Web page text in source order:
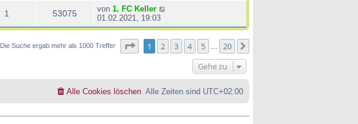
1 53075 von 1. FC Keller
01.02.2021, 19:03
Die Suche ergab mehr als 1000 Treffer Seite von20
1 2 3 4 5 20
Gehe zu
Alle Zeiten sind UTC+02:00
Alle Cookies löschen